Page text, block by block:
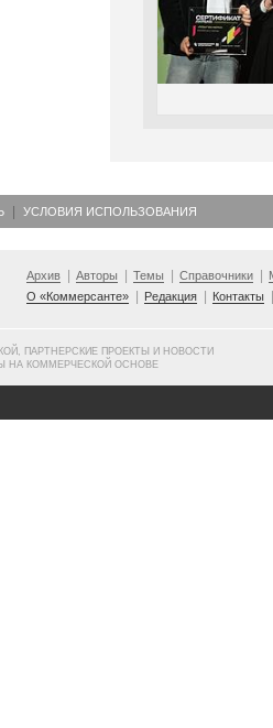
УСЛОВИЯ ИСПОЛЬЗОВАНИЯ
Архив Авторы Темы Справочники
О «Коммерсанте»
Редакция Контакты
ПАРТНЕРСКИЕ ПРОЕКТЫ И НОВОСТИ
НА КОММЕРЧЕСКОЙ ОСНОВЕ